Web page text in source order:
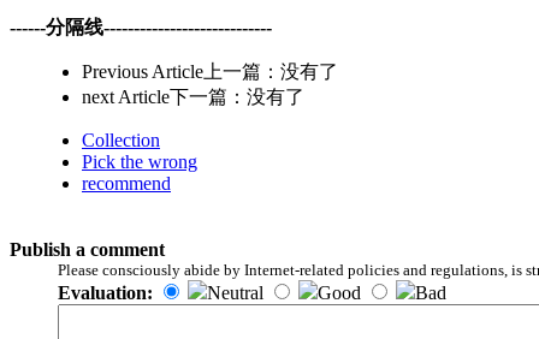
------分隔线----------------------------
Previous Article上一篇：没有了
next Article下一篇：没有了
Collection
Pick the wrong
recommend
Publish a comment
Please consciously abide by Internet-related policies and regulations, is
Evaluation: Neutral Good Bad